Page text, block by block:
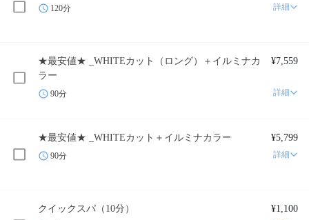
120分 詳細
★最安値★ _WHITEカット（ロング）＋イルミナカ
ラー
¥7,559
90分 詳細
★最安値★ _WHITEカット＋イルミナカラー ¥5,799
90分 詳細
クイックスパ（10分） ¥1,100